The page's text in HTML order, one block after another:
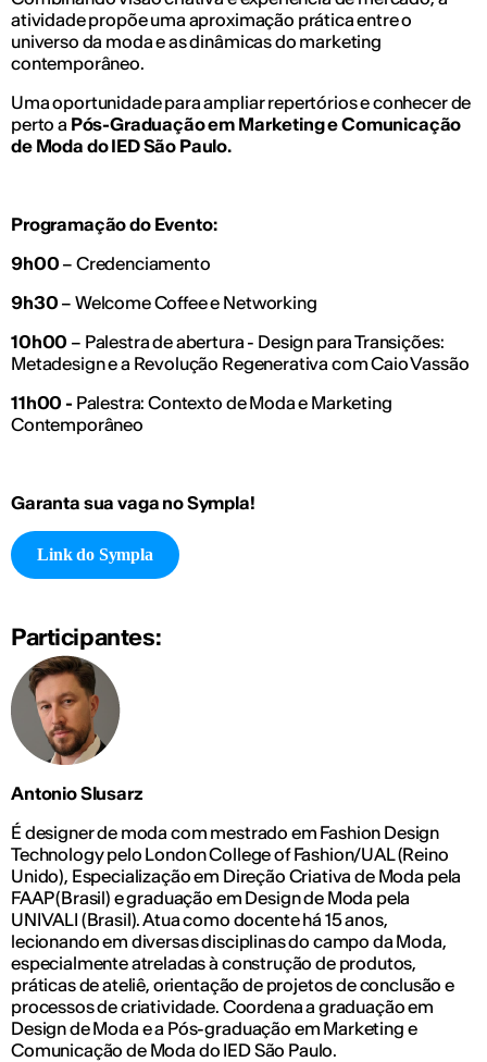
atividade propõe uma aproximação prática entre o
universo da moda e as dinâmicas do marketing
contemporâneo.
Uma oportunidade para ampliar repertórios e conhecer de
perto a Pós-Graduação em Marketing e Comunicação
de Moda do IED São Paulo.
Programação do Evento:
9h00 – Credenciamento
9h30 – Welcome Coffee e Networking
10h00 – Palestra de abertura - Design para Transições:
Metadesign e a Revolução Regenerativa com Caio Vassão
11h00 - Palestra: Contexto de Moda e Marketing
Contemporâneo
Garanta sua vaga no Sympla!
Link do Sympla
Participantes:
Antonio Slusarz
É designer de moda com mestrado em Fashion Design
Technology pelo London College of Fashion/UAL (Reino
Unido), Especialização em Direção Criativa de Moda pela
FAAP (Brasil) e graduação em Design de Moda pela
UNIVALI (Brasil). Atua como docente há 15 anos,
lecionando em diversas disciplinas do campo da Moda,
especialmente atreladas à construção de produtos,
práticas de ateliê, orientação de projetos de conclusão e
processos de criatividade. Coordena a graduação em
Design de Moda e a Pós-graduação em Marketing e
Comunicação de Moda do IED São Paulo.